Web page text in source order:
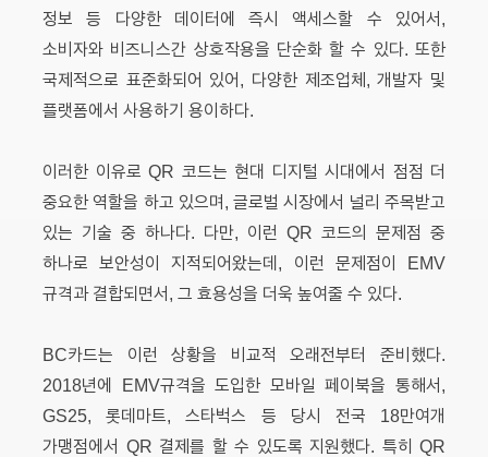
정보 등 다양한 데이터에 즉시 액세스할 수 있어서,
소비자와 비즈니스간 상호작용을 단순화 할 수 있다. 또한
국제적으로 표준화되어 있어, 다양한 제조업체, 개발자 및
플랫폼에서 사용하기 용이하다.
이러한 이유로 QR 코드는 현대 디지털 시대에서 점점 더
중요한 역할을 하고 있으며, 글로벌 시장에서 널리 주목받고
있는 기술 중 하나다. 다만, 이런 QR 코드의 문제점 중
하나로 보안성이 지적되어왔는데, 이런 문제점이 EMV
규격과 결합되면서, 그 효용성을 더욱 높여줄 수 있다.
BC카드는 이런 상황을 비교적 오래전부터 준비했다.
2018년에 EMV규격을 도입한 모바일 페이북을 통해서,
GS25, 롯데마트, 스타벅스 등 당시 전국 18만여개
가맹점에서 QR 결제를 할 수 있도록 지원했다. 특히 QR